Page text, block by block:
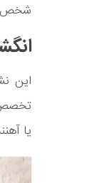
شخص
این
یا